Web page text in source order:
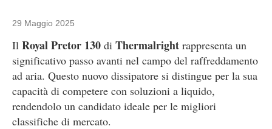
29 Maggio 2025
Il Royal Pretor 130 di Thermalright rappresenta un
significativo passo avanti nel campo del raffreddamento
ad aria. Questo nuovo dissipatore si distingue per la sua
capacità di competere con soluzioni a liquido,
rendendolo un candidato ideale per le migliori
classifiche di mercato.